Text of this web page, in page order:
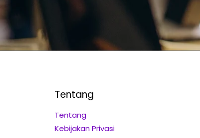
Tentang
Tentang
Kebijakan Privasi